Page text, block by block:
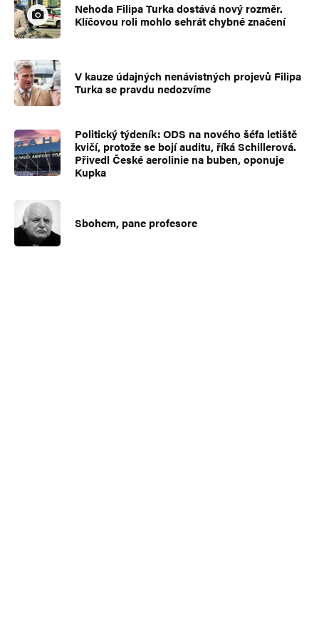
Nehoda Filipa Turka dostává nový rozměr.
Klíčovou roli mohlo sehrát chybné značení
V kauze údajných nenávistných projevů Filipa
Turka se pravdu nedozvíme
Politický týdeník: ODS na nového šéfa letiště
kvičí, protože se bojí auditu, říká Schillerová.
Přivedl České aerolinie na buben, oponuje
Kupka
Sbohem, pane profesore